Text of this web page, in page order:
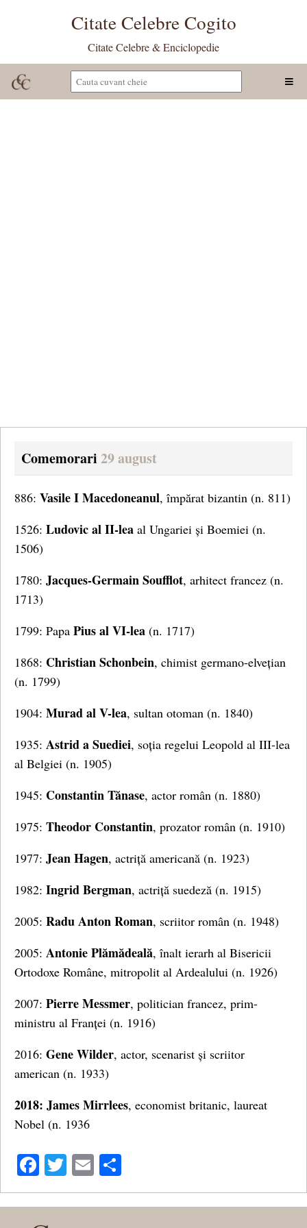
Citate Celebre Cogito
Citate Celebre & Enciclopedie
Comemorari 29 august
886: Vasile I Macedoneanul, împărat bizantin (n. 811)
1526: Ludovic al II-lea al Ungariei și Boemiei (n.
1506)
1780: Jacques-Germain Soufflot, arhitect francez (n.
1713)
1799: Papa Pius al VI-lea (n. 1717)
1868: Christian Schonbein, chimist germano-elvețian
(n. 1799)
1904: Murad al V-lea, sultan otoman (n. 1840)
1935: Astrid a Suediei, soția regelui Leopold al III-lea
al Belgiei (n. 1905)
1945: Constantin Tănase, actor român (n. 1880)
1975: Theodor Constantin, prozator român (n. 1910)
1977: Jean Hagen, actriță americană (n. 1923)
1982: Ingrid Bergman, actriță suedeză (n. 1915)
2005: Radu Anton Roman, scriitor român (n. 1948)
2005: Antonie Plămădeală, înalt ierarh al Bisericii
Ortodoxe Române, mitropolit al Ardealului (n. 1926)
2007: Pierre Messmer, politician francez, prim-
ministru al Franței (n. 1916)
2016: Gene Wilder, actor, scenarist și scriitor
american (n. 1933)
2018: James Mirrlees, economist britanic, laureat
Nobel (n. 1936
Facebook
Twitter
Email